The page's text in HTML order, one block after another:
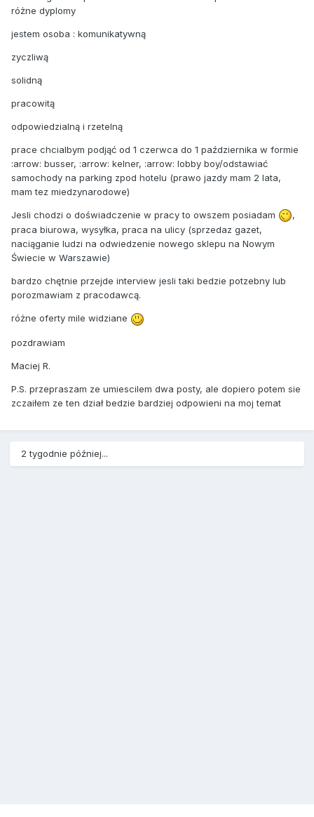
różne dyplomy
jestem osoba : komunikatywną
zyczliwą
solidną
pracowitą
odpowiedzialną i rzetelną
prace chcialbym podjąć od 1 czerwca do 1 października w formie
:arrow: busser, :arrow: kelner, :arrow: lobby boy/odstawiać
samochody na parking zpod hotelu (prawo jazdy mam 2 lata,
mam tez miedzynarodowe)
Jesli chodzi o doświadczenie w pracy to owszem posiadam
,
praca biurowa, wysyłka, praca na ulicy (sprzedaz gazet,
naciąganie ludzi na odwiedzenie nowego sklepu na Nowym
Świecie w Warszawie)
bardzo chętnie przejde interview jesli taki bedzie potzebny lub
porozmawiam z pracodawcą.
różne oferty mile widziane
pozdrawiam
Maciej R.
P.S. przepraszam ze umiescilem dwa posty, ale dopiero potem sie
zczaiłem ze ten dział bedzie bardziej odpowieni na moj temat
2 tygodnie później...